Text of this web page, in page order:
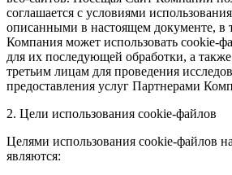
соглашается с условиями
описанными в настоящем документе, в
Компания может использовать cookie-
для их последующей обработки, а
третьим лицам для проведения
предоставления услуг Партнерами
2. Цели использования cookie-файлов
Целями использования cookie-файлов
являются: